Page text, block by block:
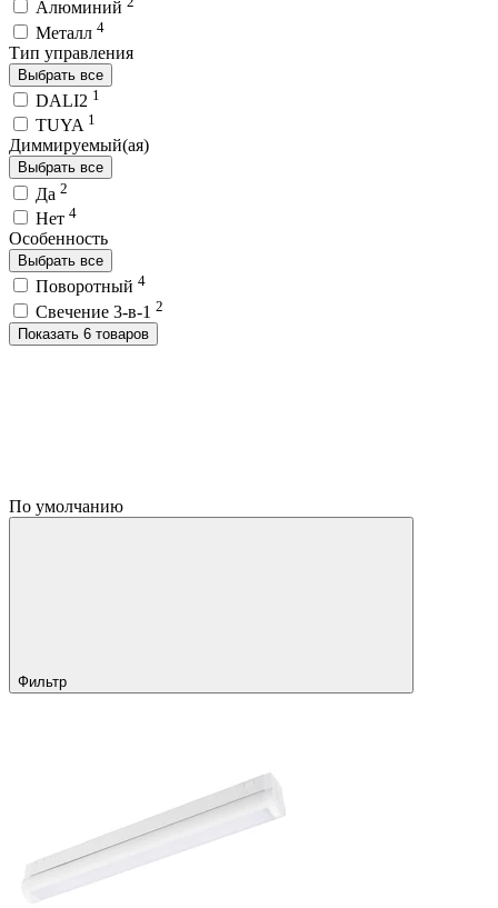
Алюминий
Металл 4
Тип управления
Выбрать все
DALI2 1
TUYA 1
Диммируемый(ая)
Выбрать все
Да 2
Нет 4
Особенность
Выбрать все
Поворотный 4
Свечение 3-в-1 2
Показать 6 товаров
По умолчанию
Фильтр